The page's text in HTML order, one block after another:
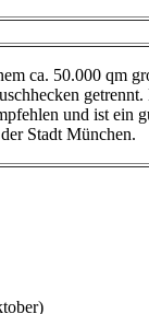
ca. 50.000 qm
und ist ein
Stadt München.